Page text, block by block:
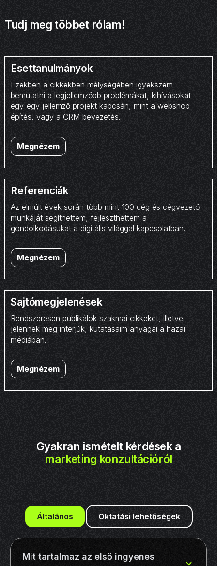
Tudj meg többet rólam!
Esettanulmányok
Ezekben a cikkekben mélységében igyekszem
bemutatni a legjellemzőbb problémákat, kihívásokat
egy-egy jellemző projekt kapcsán, mint a webshop-
építés, vagy a CRM bevezetés.
Megnézem
Referenciák
Az elmúlt évek során több mint 100 cég és cégvezető
munkáját segíthettem, fejleszthettem a
gondolkodásukat a digitális világgal kapcsolatban.
Megnézem
Sajtómegjelenések
Rendszeresen publikálok szakmai cikkeket, illetve
jelennek meg interjúk, kutatásaim anyagai a hazai
médiában.
Megnézem
Gyakran ismételt kérdések a
marketing konzultációról
Általános Oktatási lehetőségek
Mit tartalmaz az első ingyenes